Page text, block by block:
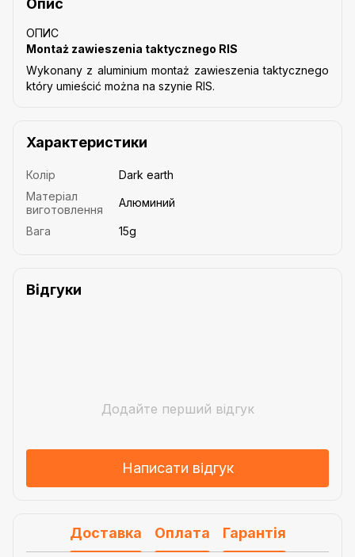
Опис
ОПИС
Montaż zawieszenia taktycznego RIS
Wykonany z aluminium montaż zawieszenia taktycznego
który umieścić można na szynie RIS.
Характеристики
Колір
Dark earth
Матеріал
виготовлення
Алюминий
Вага 15g
Відгуки
Додайте перший відгук
Написати відгук
Доставка Оплата Гарантія